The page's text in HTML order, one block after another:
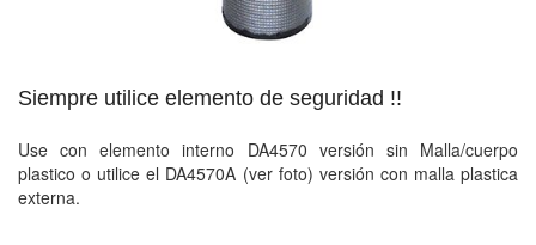
Siempre utilice elemento de seguridad !!
Use con elemento interno DA4570 versión sin Malla/cuerpo
plastico o utilice el DA4570A (ver foto) versión con malla plastica
externa.